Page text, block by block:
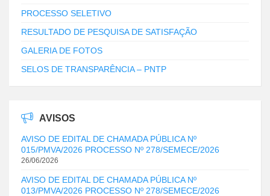
PROCESSO SELETIVO
RESULTADO DE PESQUISA DE SATISFAÇÃO
GALERIA DE FOTOS
SELOS DE TRANSPARÊNCIA – PNTP
AVISOS
AVISO DE EDITAL DE CHAMADA PÚBLICA Nº
015/PMVA/2026 PROCESSO Nº 278/SEMECE/2026
26/06/2026
AVISO DE EDITAL DE CHAMADA PÚBLICA Nº
013/PMVA/2026 PROCESSO Nº 278/SEMECE/2026